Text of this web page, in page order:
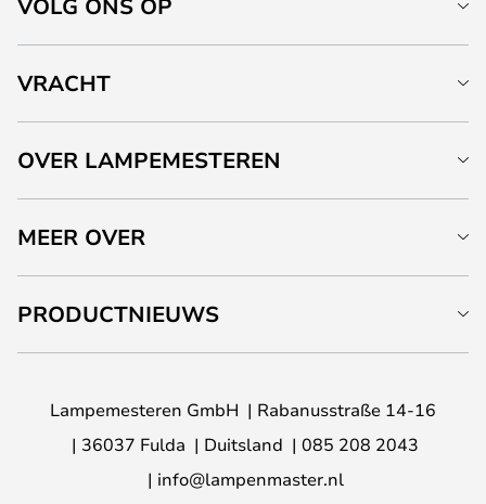
VOLG ONS OP
VRACHT
OVER LAMPEMESTEREN
MEER OVER
PRODUCTNIEUWS
Lampemesteren GmbH
Rabanusstraße 14-16
36037 Fulda
Duitsland
085 208 2043
info@lampenmaster.nl